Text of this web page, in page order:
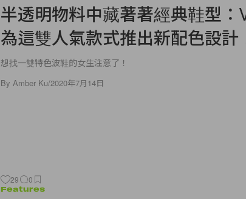
半透明物料中藏著著經典鞋型：
為這雙人氣款式推出新配色設計
想找一雙特色波鞋的女生注意了！
By Amber Ku/2020年7月14日
29 0
Features